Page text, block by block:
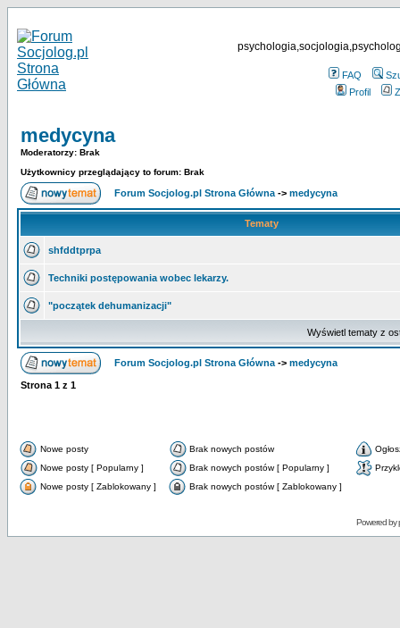
FAQ
Profil
medycyna
Moderatorzy: Brak
Użytkownicy przeglądający to forum: Brak
Forum Socjolog.pl Strona Główna -> medycyna
Tematy
shfddtprpa
Techniki postępowania wobec lekarzy.
"początek dehumanizacji"
Wyświetl tematy z
Forum Socjolog.pl Strona Główna -> medycyna
Strona 1 z 1
Nowe posty Brak nowych postów
Nowe posty [ Popularny ]
Brak nowych postów [ Popularny ]
Nowe posty [ Zablokowany ]
Brak nowych postów [ Zablokowany ]
Powered by